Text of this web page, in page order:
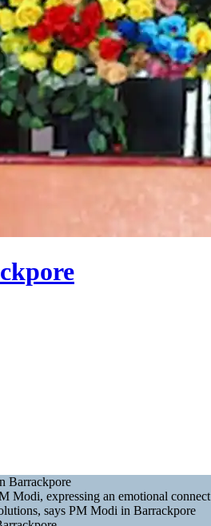
Barrackpore
Modi, expressing an emotional connect
says PM Modi in Barrackpore